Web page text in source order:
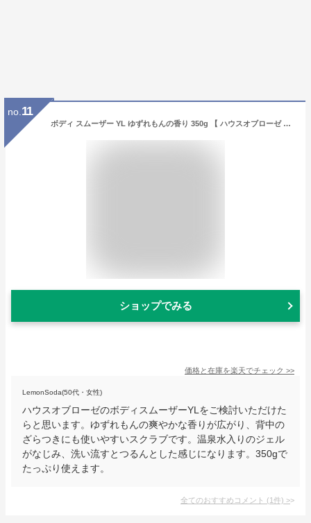
no. 11
ボディ スムーザー YL ゆずれもんの香り 350g 【 ハウスオブローゼ 公式 】 ボディスクラブ ボディスムーザー ボディケア マッサージ 角質ケア 黒ずみ ヒップライン 二の腕 肘 膝 かかと オーベイビー Oh!Baby ギフト 柚子 レモン バレンタイン
ショップでみる
価格と在庫を楽天でチェック >>
LemonSoda(50代・女性)
ハウスオブローゼのボディスムーザーYLをご検討いただけた
らと思います。ゆずれもんの爽やかな香りが広がり、背中の
ざらつきにも使いやすいスクラブです。温泉水入りのジェル
がなじみ、洗い流すとつるんとした感じになります。350gで
たっぷり使えます。
全てのおすすめコメント (1件) >